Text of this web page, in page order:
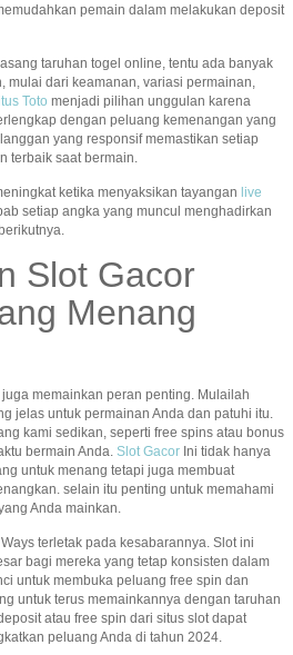
pemain dalam melakukan deposit
taruhan togel online, tentu ada banyak
mulai dari keamanan, variasi permainan,
Toto menjadi pilihan unggulan karena
dengan peluang kemenangan yang
yang responsif memastikan setiap
terbaik saat bermain.
ketika menyaksikan tayangan live
setiap angka yang muncul menghadirkan
Slot Gacor
Menang
memainkan peran penting. Mulailah
jelas untuk permainan Anda dan patuhi itu.
kami sedikan, seperti free spins atau bonus
bermain Anda. Slot Gacor Ini tidak hanya
untuk menang tetapi juga membuat
selain itu penting untuk memahami
Anda mainkan.
terletak pada kesabarannya. Slot ini
bagi mereka yang tetap konsisten dalam
untuk membuka peluang free spin dan
untuk terus memainkannya dengan taruhan
atau free spin dari situs slot dapat
peluang Anda di tahun 2024.